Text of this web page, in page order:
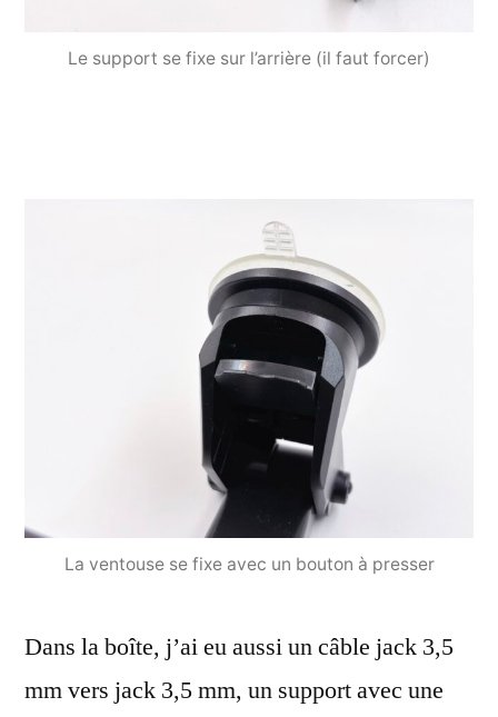
Le support se fixe sur l’arrière (il faut forcer)
La ventouse se fixe avec un bouton à presser
Dans la boîte, j’ai eu aussi un câble jack 3,5
mm vers jack 3,5 mm, un support avec une